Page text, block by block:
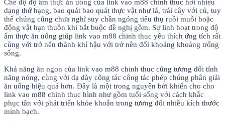
Chế độ độ ẩm thực ăn uống của link vao m88 chinh thuc hơi nhiều
dạng thứ hạng, bao quát bao quát thực vật như lá, trái cây với củ, tuy
thế chúng cũng chưa nghĩ suy chần ngóng tiêu thụ ruồi muỗi hoặc
động vật hạn thuôn khi bắt buộc đề nghị gồm. Sự linh hoạt trong độ
ẩm thực ăn uống giúp link vao m88 chinh thuc yêu thích ứng tích rất
cùng với trở nên thành khí hậu với trở nên đổi khoảng khoảng trống
sống.
Khả năng ăn ngon của link vao m88 chinh thuc cũng tương đối tính
năng nóng, cùng với dạ dày công tác công tác phép chúng phân giải
ăn uống hiệu quả hơn. Đây là một trong nguyên bởi khiến cho cho
link vao m88 chinh thuc hình như gồm tuổi sống với cách khắc
phục tân với phát triển khỏe khoắn trong tương đối nhiều kích thước
minh bạch.